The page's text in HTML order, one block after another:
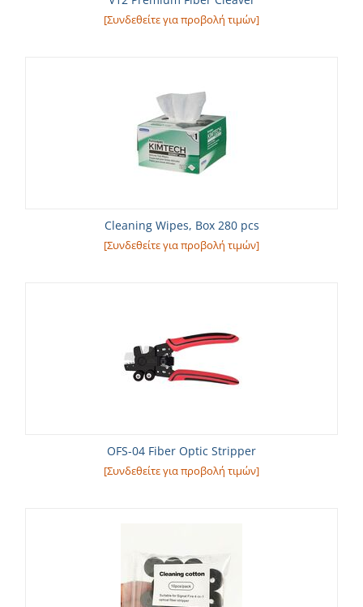
[Συνδεθείτε για προβολή τιμών]
Cleaning Wipes, Box 280 pcs
[Συνδεθείτε για προβολή τιμών]
OFS-04 Fiber Optic Stripper
[Συνδεθείτε για προβολή τιμών]